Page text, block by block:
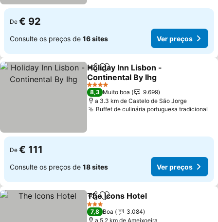
De € 92
Consulte os preços de 16 sites Ver preços
PartilharAdicionar aos favoritos
Holiday Inn Lisbon -
Continental By Ihg
4 Estrelas
8,3 Muito boa
9.699
a 3.3 km de Castelo de São Jorge
Buffet de culinária portuguesa tradicional
De € 111
Consulte os preços de 18 sites Ver preços
PartilharAdicionar aos favoritos
The Icons Hotel
3 Estrelas
7,8 Boa
3.084
a 5.2 km de Ameixoeira